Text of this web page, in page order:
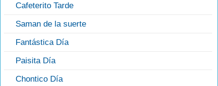
Cafeterito Tarde
Saman de la suerte
Fantástica Día
Paisita Día
Chontico Día